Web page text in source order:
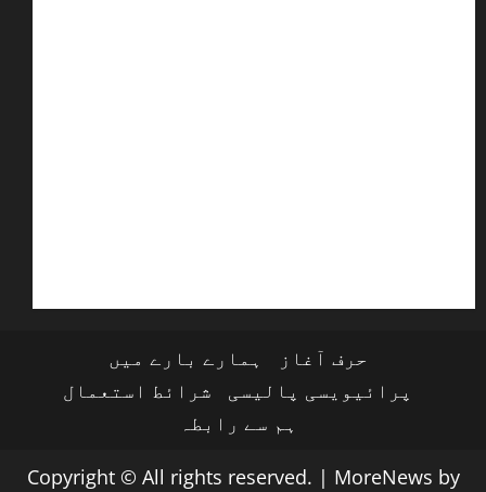
حرف آغاز
ہمارے بارے میں
پرائیویسی پالیسی
شرائط استعمال
ہم سے رابطہ
Copyright © All rights reserved. | MoreNews by